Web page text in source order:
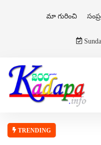
మా గురించి
TRENDING